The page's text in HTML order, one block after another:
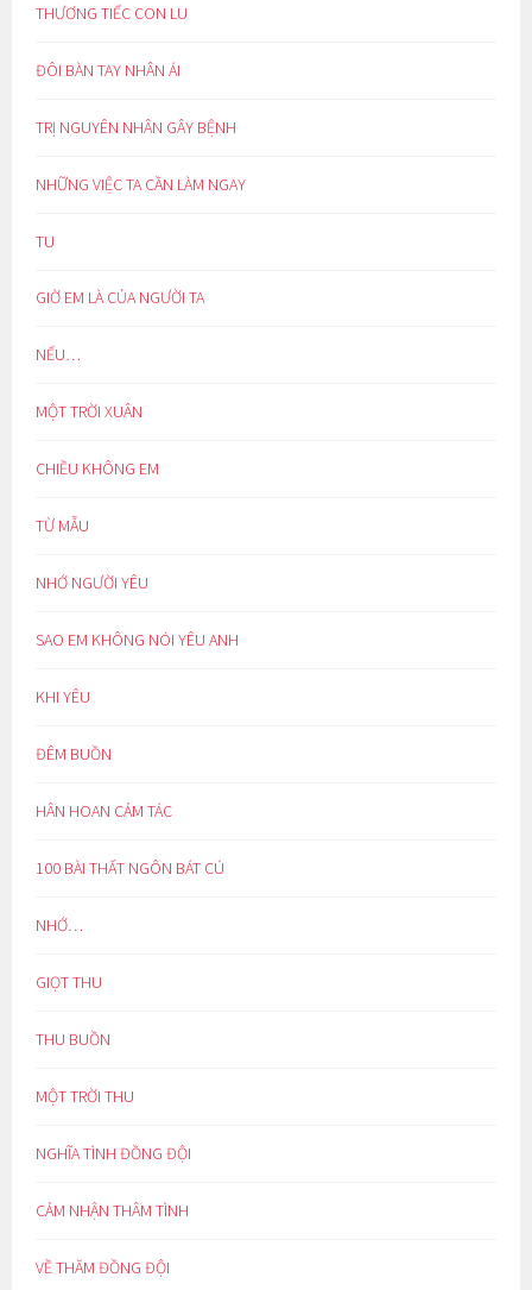
THƯƠNG TIẾC CON LU
ĐÔI BÀN TAY NHÂN ÁI
TRỊ NGUYÊN NHÂN GÂY BỆNH
NHỮNG VIỆC TA CẦN LÀM NGAY
TU
GIỜ EM LÀ CỦA NGƯỜI TA
NẾU…
MỘT TRỜI XUÂN
CHIỀU KHÔNG EM
TỪ MẪU
NHỚ NGƯỜI YÊU
SAO EM KHÔNG NÓI YÊU ANH
KHI YÊU
ĐÊM BUỒN
HÂN HOAN CẢM TÁC
100 BÀI THẤT NGÔN BÁT CÚ
NHỚ…
GIỌT THU
THU BUỒN
MỘT TRỜI THU
NGHĨA TÌNH ĐỒNG ĐỘI
CẢM NHẬN THÂM TÌNH
VỀ THĂM ĐỒNG ĐỘI